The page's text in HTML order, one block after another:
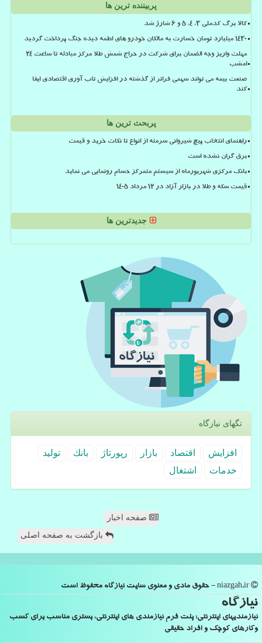
پربیننده ترین ها
کالا برگ کدملی 3، 4، 5 و 6 شارژ شد
۱۴۳۰ میلیارد تومان خسارت به مالکان خودرو های لطمه دیده جنگ پرداخت گردید
مهلت واریز وجه الضمان برای شرکت در حراج شمش طلا مرکز مبادله تا ساعت ۲۴
امشب
صنعت بیمه می تواند سهمی فراتر از گذشته در افزایش تاب آوری اقتصادی ایفا
کند
پربحث ترین ها
راهنمای انتخاب پیچ شیروانی سرمته از انواع تا نکات خرید و قیمت
برق گران نشده است
بانک مرکزی شهریورماه از سیستم متمرکز حسام رونمایی می نماید
قیمت سکه و طلا در بازار آزاد در ۱۲ مرداد ۱۴۰۵
جدیدترین ها
تگهای نیازگاه
افزایش اقتصاد بازار رپورتاژ بانك
تولید
خدمات
اشتغال
صفحه اخبار
بازگشت به صفحه اصلی
نیازگاه
نیازمندیهای اینترنتی: پلت فرم نیازمندی های اینترنتی، بستری مناسب برای کسب
وکارهای کوچک و افراد حقیقی